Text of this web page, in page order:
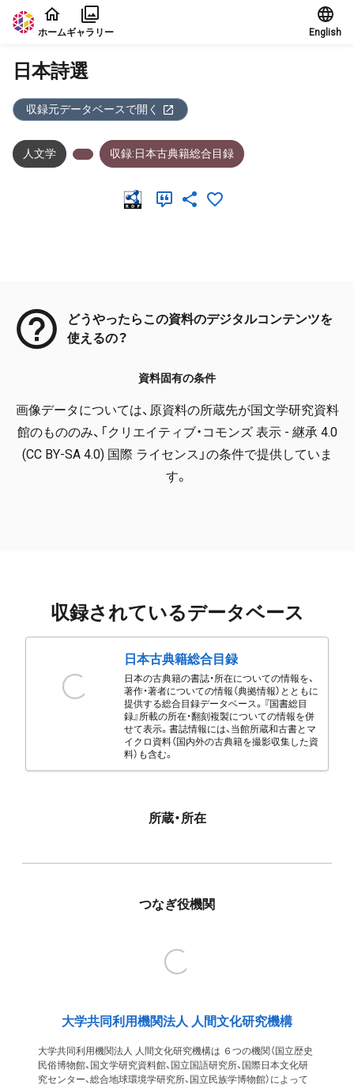
本文に飛ぶ
ホームギャラリー English
日本詩選
収録元データベースで開く
人文学 収録:日本古典籍総合目録
どうやったらこの資料のデジタルコンテンツを
使えるの？
資料固有の条件
画像データについては、原資料の所蔵先が国文学研究資料
館のもののみ、「クリエイティブ・コモンズ 表示 - 継承 4.0
(CC BY-SA 4.0) 国際 ライセンス」の条件で提供していま
す。
収録されているデータベース
日本古典籍総合目録
日本の古典籍の書誌・所在についての情報を、
著作・著者についての情報（典拠情報）とともに
提供する総合目録データベース。『国書総目
録』所載の所在・翻刻複製についての情報を併
せて表示。書誌情報には、当館所蔵和古書とマ
イクロ資料（国内外の古典籍を撮影収集した資
料）も含む。
所蔵・所在
つなぎ役機関
大学共同利用機関法人 人間文化研究機構
大学共同利用機関法人 人間文化研究機構は ６つの機関（国立歴史
民俗博物館、国文学研究資料館、国立国語研究所、国際日本文化研
究センター、総合地球環境学研究所、国立民族学博物館）によって